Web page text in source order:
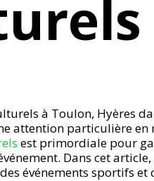
à Toulon, Hyères
attention particulière en
est primordiale pour
Dans cet
événements sportifs et